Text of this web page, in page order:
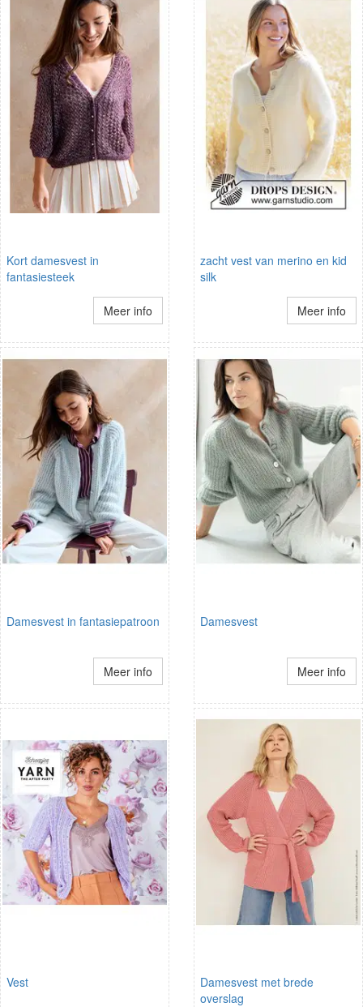
Kort damesvest in
fantasiesteek
Meer info
zacht vest van merino en kid
silk
Meer info
Damesvest in fantasiepatroon
Meer info
Damesvest
Meer info
Vest
Damesvest met brede
overslag